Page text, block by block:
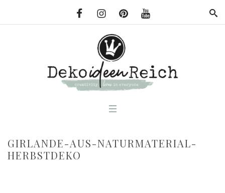
GIRLANDE-AUS-NATURMATERIAL-
HERBSTDEKO